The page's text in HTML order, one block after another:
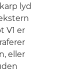
lyd
V1 er
eller